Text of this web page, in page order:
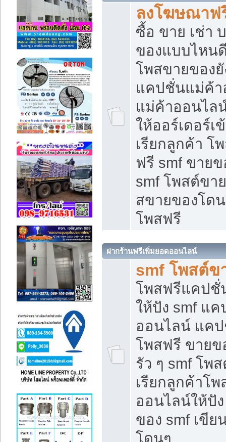
ลงโฆษณาฟ
ซื้อ ขาย เช่า
ของแบบไหน
โพสขายของยั
แคปชั่นแม่ค้
แม่ค้าออนไล
ให้ออร์เดอร์เ
เรียกลูกค้า โ
ฟรี smf ขาย
smf โพสต์ขา
สขายของโด
โพสฟรี
ฝากร้านฟรีเพิ่มยอดออนไลน์
smf โพสต์ข
โพสฟรีแคปชั่
ให้ปัง smf แ
ออนไลน์ แค
โพสฟรี ขายข
รัว ๆ smf โพ
เรียกลูกค้าโ
ออนไลน์ให้ปั
ของ smf เขี
โดนๆ